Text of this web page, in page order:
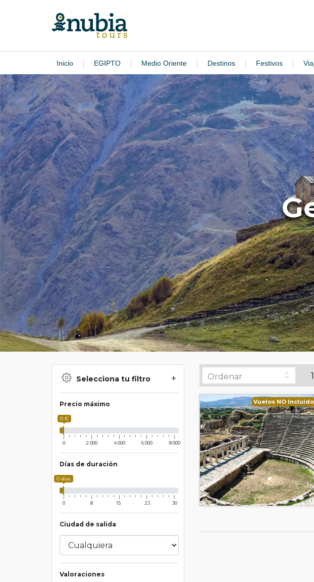
Inicio EGIPTO Medio Oriente Destinos Festivos
Selecciona tu filtro
Precio máximo
0 €
0 2 000 4 000 6 000 8 000
Días de duración
0 días
0 8 15 23 30
Ciudad de salida
Valoraciones
Vuelos NO